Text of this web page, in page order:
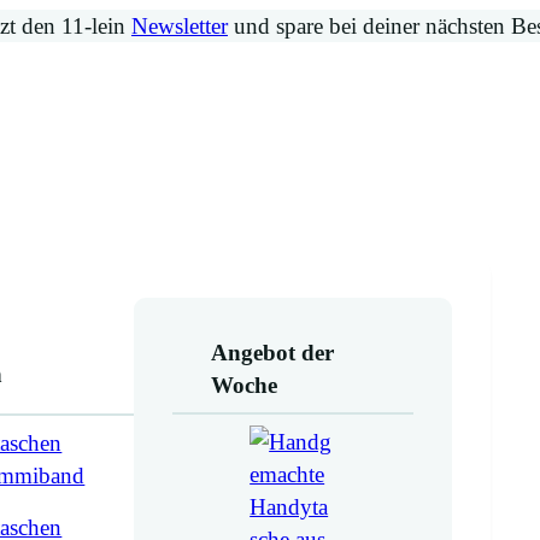
den 11-lein Newsletterund spare bei deiner nächsten
Angebot der
Woche